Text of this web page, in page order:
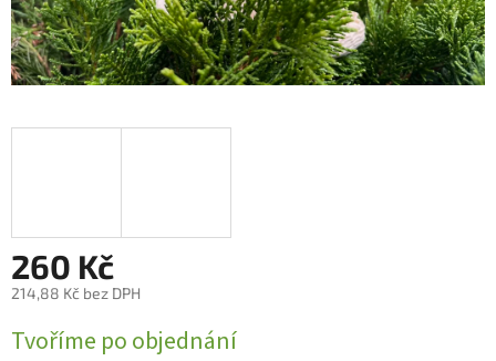
260 Kč
214,88 Kč bez DPH
cena:
Tvoříme po objednání